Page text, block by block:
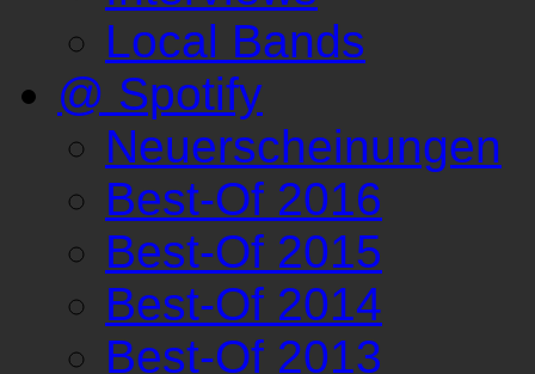
Local Bands
@ Spotify
Neuerscheinungen
Best-Of 2016
Best-Of 2015
Best-Of 2014
Best-Of 2013